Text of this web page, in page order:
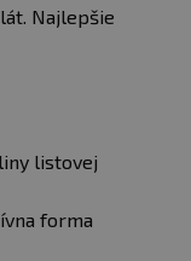
Najlepšie
listovej
forma